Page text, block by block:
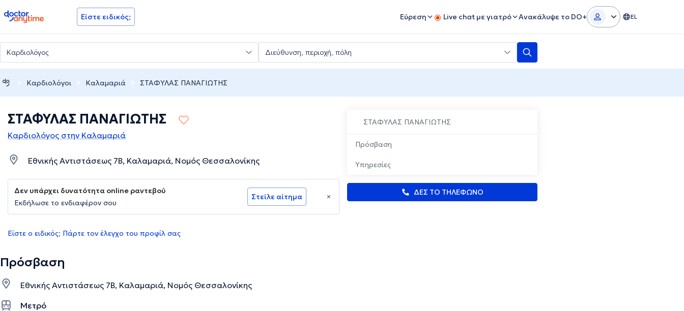
doctoranytime Είστε ειδικός; Εύρεση Live chat με γιατρό Ανακάλυψε το DO+ EL
Καρδιολόγοι Καλαμαριά ΣΤΑΦΥΛΑΣ ΠΑΝΑΓΙΩΤΗΣ
ΣΤΑΦΥΛΑΣ ΠΑΝΑΓΙΩΤΗΣ
Πρόσβαση
Υπηρεσίες
ΔΕΣ ΤΟ ΤΗΛΕΦΩΝΟ
ΣΤΑΦΥΛΑΣ ΠΑΝΑΓΙΩΤΗΣ
Καρδιολόγος στην Καλαμαριά
Εθνικής Αντιστάσεως 7Β, Καλαμαριά, Νομός Θεσσαλονίκης
Δεν υπάρχει δυνατότητα online ραντεβού
Εκδήλωσε το ενδιαφέρον σου
Στείλε αίτημα
Είστε ο ειδικός; Πάρτε τον έλεγχο του προφίλ σας
Πρόσβαση
Εθνικής Αντιστάσεως 7Β, Καλαμαριά, Νομός Θεσσαλονίκης
Μετρό